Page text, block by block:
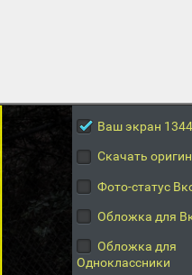
Ваш экран
Скачать
Фото-статус
Обложка для
Обложка для
Одноклассники